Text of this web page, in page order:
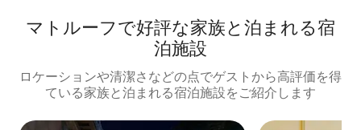
マトルーフで好評な家族と泊まれる宿
泊施設
ロケーションや清潔さなどの点でゲストから高評価を得
ている家族と泊まれる宿泊施設をご紹介します